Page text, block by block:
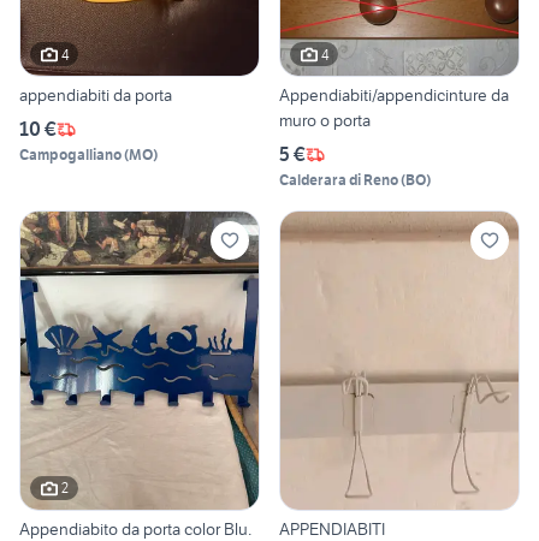
4
appendiabiti da porta
10 €
Campogalliano(MO)
4
Appendiabiti/appendicinture da
muro o porta
5 €
Calderara di Reno(BO)
2
Appendiabito da porta color Blu. APPENDIABITI